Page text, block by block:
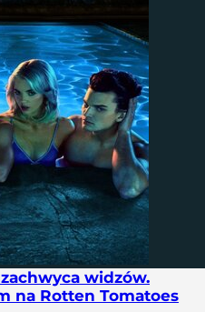
widzów.
na Rotten Tomatoes